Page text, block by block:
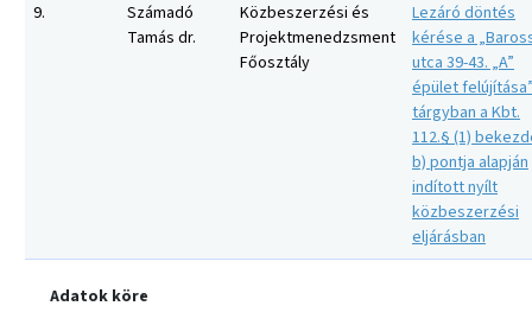
9.
Számadó
Tamás dr.
Közbeszerzési és
Projektmenedzsment
Főosztály
Lezáró döntés
kérése a
utca 39-43. „A”
épület
tárgyban a Kbt.
112.§ (1)
b) pontja alapján
indított nyílt
közbeszerzési
eljárásban
Adatok köre